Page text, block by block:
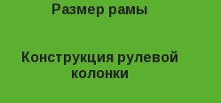
Размер рамы
Конструкция рулевой
колонки